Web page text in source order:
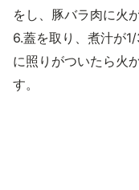
をし、豚バラ肉に火
6.蓋を取り、煮汁が
に照りがついたら火
す。